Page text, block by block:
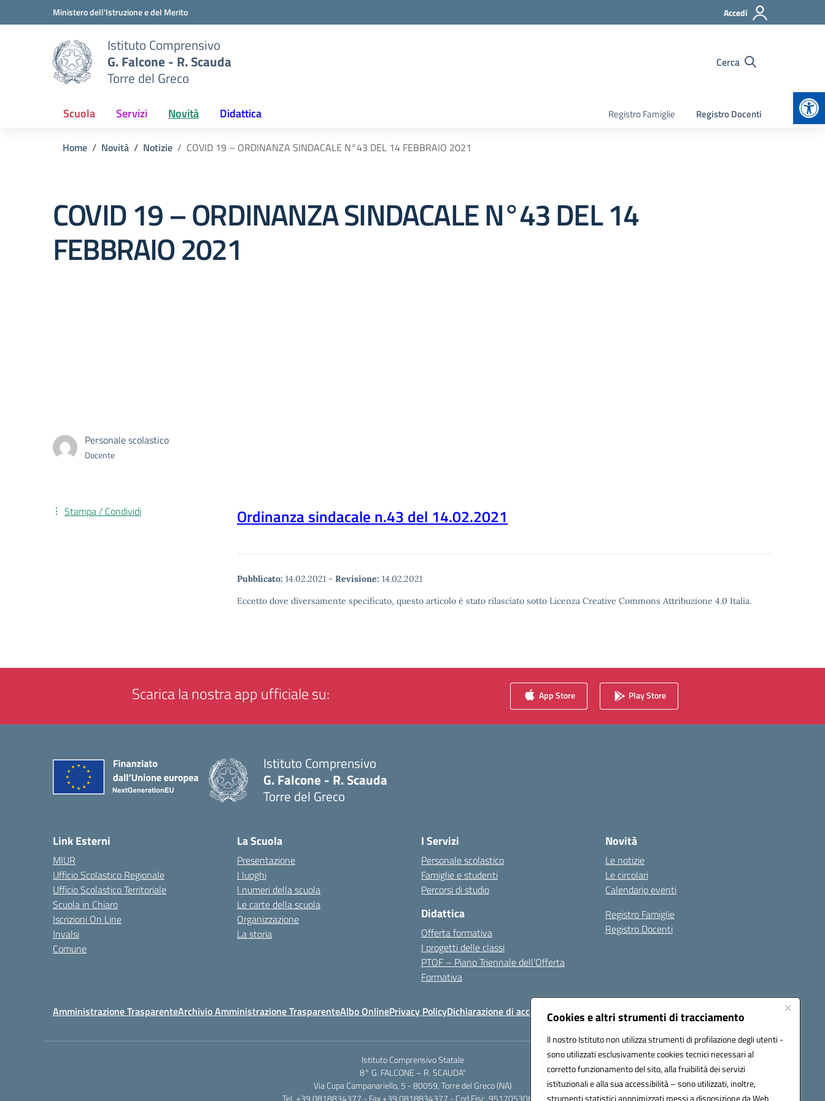
Cookies e altri strumenti di tracciamento
Il nostro Istituto non utilizza strumenti di profilazione degli utenti -
sono utilizzati esclusivamente cookies tecnici necessari al
corretto funzionamento del sito, alla fruibilità dei servizi
istituzionali e alla sua accessibilità – sono utilizzati, inoltre,
strumenti statistici anonimizzati messi a disposizione da Web
Vai ai contenuti
Vai al menu di navigazioneMinistero dell'Istruzione e del Merito Accedi
Istituto Comprensivo
G. Falcone - R. Scauda
Torre del Greco
Cerca
Scuola Servizi Novità Didattica Registro Famiglie Registro Docenti
Home Novità Notizie COVID 19 – ORDINANZA SINDACALE N°43 DEL 14 FEBBRAIO 2021
COVID 19 – ORDINANZA SINDACALE N°43 DEL 14
FEBBRAIO 2021
Personale scolastico
Docente
Ordinanza sindacale n.43 del 14.02.2021
Pubblicato: 14.02.2021 - Revisione: 14.02.2021
Eccetto dove diversamente specificato, questo articolo è stato rilasciato sotto Licenza Creative Commons Attribuzione 4.0 Italia.
Stampa / Condividi
Scarica la nostra app ufficiale su: App Store Play Store
Istituto Comprensivo
G. Falcone - R. Scauda
Torre del Greco
Link Esterni
MIUR
Ufficio Scolastico Regionale
Ufficio Scolastico Territoriale
Scuola in Chiaro
Iscrizioni On Line
Invalsi
Comune
La Scuola
Presentazione
I luoghi
I numeri della scuola
Le carte della scuola
Organizzazione
La storia
I Servizi
Personale scolastico
Famiglie e studenti
Percorsi di studio
Didattica
Offerta formativa
I progetti delle classi
PTOF – Piano Triennale dell’Offerta
Formativa
Novità
Le notizie
Le circolari
Calendario eventi
Registro Famiglie
Registro Docenti
Amministrazione TrasparenteArchivio Amministrazione TrasparenteAlbo OnlinePrivacy PolicyDichiarazione di accessibilità Note legali
Istituto Comprensivo Statale
8° G. FALCONE – R. SCAUDA"
Via Cupa Campanariello, 5 - 80059, Torre del Greco (NA)
Tel. +39 0818834377 - Fax +39 0818834377 - Cod.Fisc. 95170530638